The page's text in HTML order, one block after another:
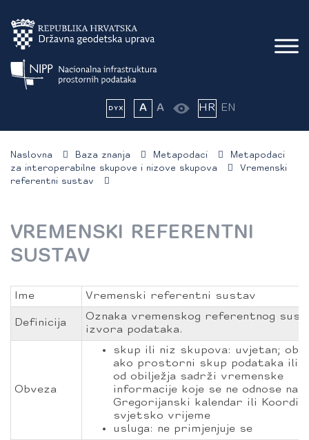
A A HR EN
Naslovna Baza znanja Metapodaci
Metapodaci
za interoperabilne skupove i nizove skupova
Vremenski
referentni sustav
VREMENSKI REFERENTNI
SUSTAV
Ime Vremenski referentni sustav
Definicija
Oznaka vremenskog referentnog
izvora podataka.
Obveza
skup ili niz skupova: uvjetan;
ako prostorni skup podataka ili
od obilježja sadrži vremenske
informacije koje se ne odnose na
Gregorijanski kalendar ili
svjetsko vrijeme
usluga: ne primjenjuje se